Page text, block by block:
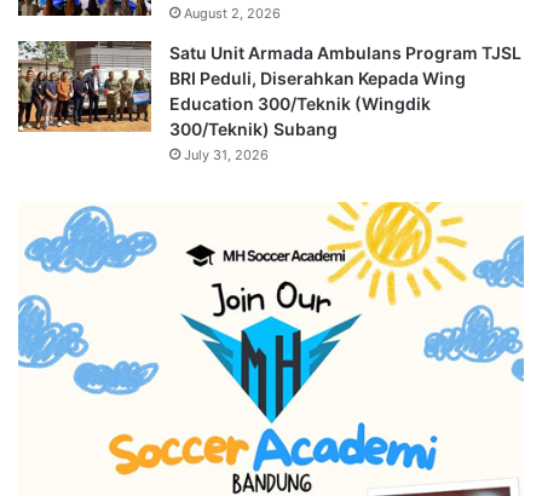
August 2, 2026
Satu Unit Armada Ambulans Program TJSL
BRI Peduli, Diserahkan Kepada Wing
Education 300/Teknik (Wingdik
300/Teknik) Subang
July 31, 2026